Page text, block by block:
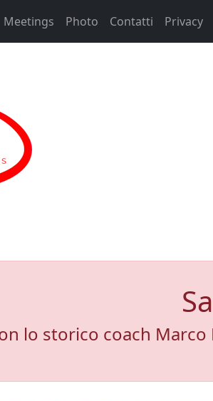
Meetings Photo Contatti Privacy
lo storico coach